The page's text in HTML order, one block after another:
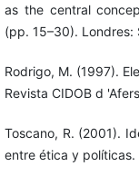
as the central
(pp. 15–30). Londres:
Rodrigo, M. (1997).
Revista CIDOB d
Toscano, R. (2001).
entre ética y políticas.